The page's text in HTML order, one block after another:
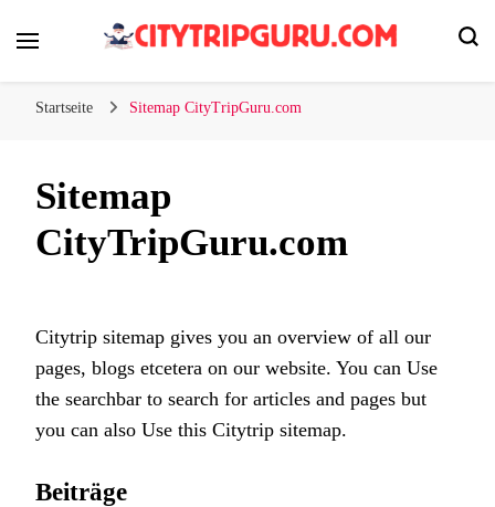
Citytripguru.com
Startseite Sitemap CityTripGuru.com
Sitemap
CityTripGuru.com
Citytrip sitemap gives you an overview of all our
pages, blogs etcetera on our website. You can Use
the searchbar to search for articles and pages but
you can also Use this Citytrip sitemap.
Beiträge